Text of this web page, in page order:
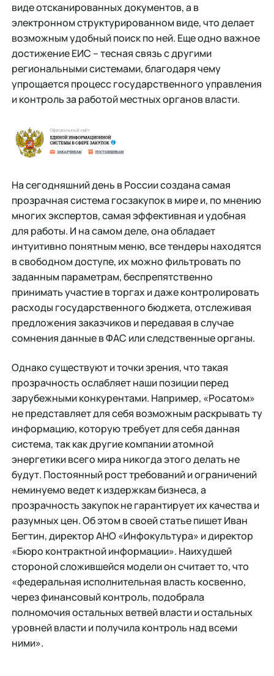
виде отсканированных документов, а в
электронном структурированном виде, что делает
возможным удобный поиск по ней. Еще одно важное
достижение ЕИС – тесная связь с другими
региональными системами, благодаря чему
упрощается процесс государственного управления
и контроль за работой местных органов власти.
На сегодняшний день в России создана самая
прозрачная система госзакупок в мире и, по мнению
многих экспертов, самая эффективная и удобная
для работы. И на самом деле, она обладает
интуитивно понятным меню, все тендеры находятся
в свободном доступе, их можно фильтровать по
заданным параметрам, беспрепятственно
принимать участие в торгах и даже контролировать
расходы государственного бюджета, отслеживая
предложения заказчиков и передавая в случае
сомнения данные в ФАС или следственные органы.
Однако существуют и точки зрения, что такая
прозрачность ослабляет наши позиции перед
зарубежными конкурентами. Например, «Росатом»
не представляет для себя возможным раскрывать ту
информацию, которую требует для себя данная
система, так как другие компании атомной
энергетики всего мира никогда этого делать не
будут. Постоянный рост требований и ограничений
неминуемо ведет к издержкам бизнеса, а
прозрачность закупок не гарантирует их качества и
разумных цен. Об этом в своей статье пишет Иван
Бегтин, директор АНО «Инфокультура» и директор
«Бюро контрактной информации». Наихудшей
стороной сложившейся модели он считает то, что
«федеральная исполнительная власть косвенно,
через финансовый контроль, подобрала
полномочия остальных ветвей власти и остальных
уровней власти и получила контроль над всеми
ними».